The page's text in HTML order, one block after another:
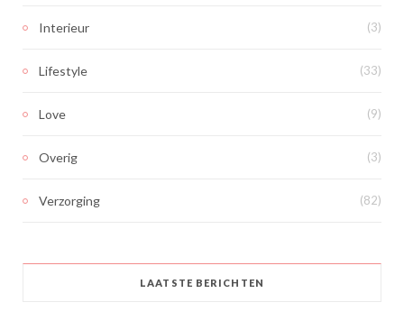
Interieur (3)
Lifestyle (33)
Love (9)
Overig (3)
Verzorging (82)
LAATSTE BERICHTEN